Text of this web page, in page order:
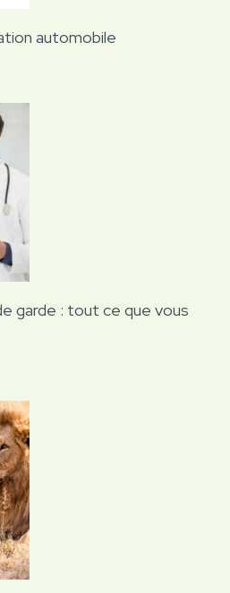
automobile
garde : tout ce que vous